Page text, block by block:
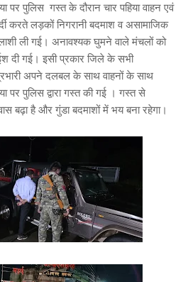
पर पुलिस गस्त के दौरान चार पहिया वाहन एवं
करते लड़कों निगरानी बदमाश व असामाजिक
ली गई। अनावश्यक घुमने वाले मंचलों को
दी गई। इसी प्रकार जिले के सभी
अपने दलबल के साथ वाहनों के साथ
पर पुलिस द्वारा गस्त की गई । गस्त से
बढ़ा है और गुंडा बदमाशों में भय बना रहेगा।